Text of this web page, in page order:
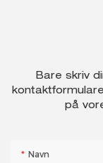
Bare skriv
på
Navn